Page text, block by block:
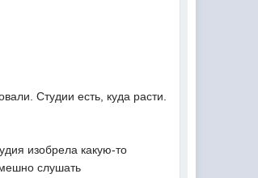
Студии есть, куда расти.
изобрела какую-то
слушать